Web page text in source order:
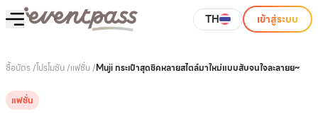
TH เข้าสู่ระบบ
ซื้อบัตร /โปรโมชัน/แฟชั่น/Muji กระเป๋าสุดชิคหลายสไตล์มาใหม่แบบสับจนใจละลายย~
แฟชั่น